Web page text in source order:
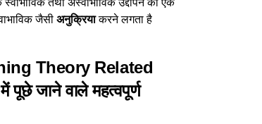
जैसी अनुक्रियाकरने लगता है
Theory Related
पूछे जाने वाले महत्वपूर्ण